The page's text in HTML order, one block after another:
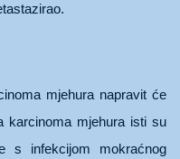
mjehura napravit će
karcinoma mjehura isti su
s infekcijom mokraćnog